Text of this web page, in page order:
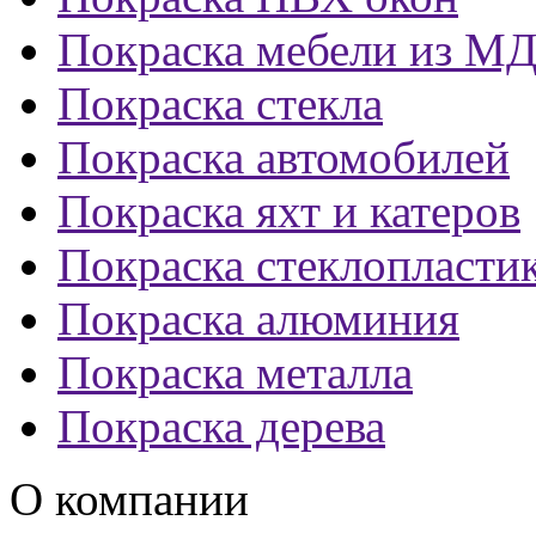
Покраска мебели из
Покраска стекла
Покраска автомобилей
Покраска яхт и катеров
Покраска
Покраска алюминия
Покраска металла
Покраска дерева
О компании